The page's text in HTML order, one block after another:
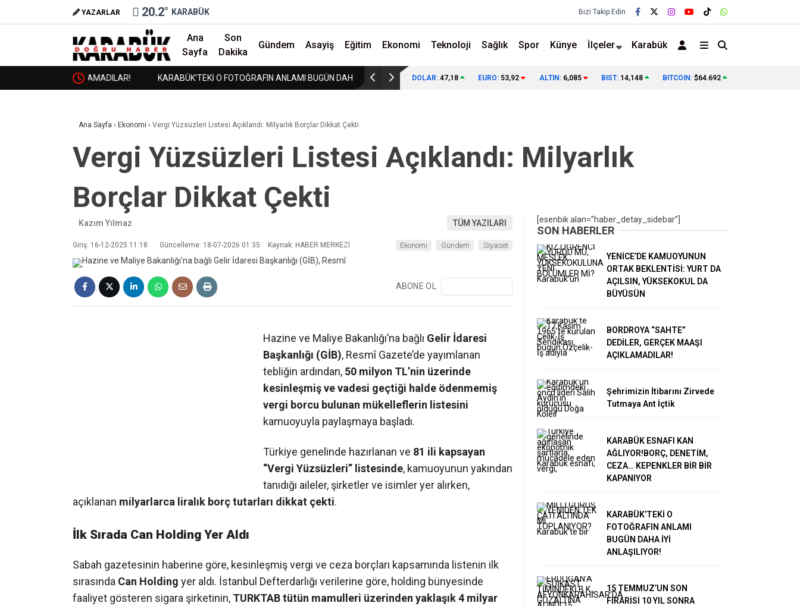
YAZARLAR 20.2° KARABÜK Bizi Takip Edin
Ana
Sayfa
Son
Dakika
Gündem Asayiş Eğitim Ekonomi Teknoloji Sağlık Spor Künye İlçeler Karabük
KARABÜK’TEKİ O FOTOĞRAFIN ANLAMI BUGÜN DAHA İYİ 15 TEMMUZ’UN SON FİRARİSİ 10 YIL SONRA YAKALANDI ŞOFÖRLER ODASI BAŞKAN ADAYI FECİ
DOLAR: 47,18 EURO: 53,92 ALTIN: 6,085 BIST: 14,148 BITCOIN: $64.692
Ana Sayfa › Ekonomi › Vergi Yüzsüzleri Listesi Açıklandı: Milyarlık Borçlar Dikkat Çekti
Vergi Yüzsüzleri Listesi Açıklandı: Milyarlık
Borçlar Dikkat Çekti
Kazım Yılmaz TÜM YAZILARI
Giriş: 16-12-2025 11:18 Güncelleme: 18-07-2026 01:35 Kaynak: HABER MERKEZI Ekonomi Gündem Siyaset
ABONE OL
Hazine ve Maliye Bakanlığı’na bağlı Gelir İdaresi
Başkanlığı (GİB), Resmî Gazete’de yayımlanan
tebliğin ardından, 50 milyon TL’nin üzerinde
kesinleşmiş ve vadesi geçtiği halde ödenmemiş
vergi borcu bulunan mükelleflerin listesini
kamuoyuyla paylaşmaya başladı.
Türkiye genelinde hazırlanan ve 81 ili kapsayan
“Vergi Yüzsüzleri” listesinde, kamuoyunun yakından
tanıdığı aileler, şirketler ve isimler yer alırken,
açıklanan milyarlarca liralık borç tutarları dikkat çekti.
İlk Sırada Can Holding Yer Aldı
Sabah gazetesinin haberine göre, kesinleşmiş vergi ve ceza borçları kapsamında listenin ilk
sırasında Can Holding yer aldı. İstanbul Defterdarlığı verilerine göre, holding bünyesinde
faaliyet gösteren sigara şirketinin, TURKTAB tütün mamulleri üzerinden yaklaşık 4 milyar
[esenbik alan=”haber_detay_sidebar”]
SON HABERLER
YENİCE’DE KAMUOYUNUN
ORTAK BEKLENTİSİ: YURT DA
AÇILSIN, YÜKSEKOKUL DA
BÜYÜSÜN
BORDROYA “SAHTE”
DEDİLER, GERÇEK MAAŞI
AÇIKLAMADILAR!
Şehrimizin İtibarını Zirvede
Tutmaya Ant İçtik
KARABÜK ESNAFI KAN
AĞLIYOR!BORÇ, DENETİM,
CEZA… KEPENKLER BİR BİR
KAPANIYOR
KARABÜK’TEKİ O
FOTOĞRAFIN ANLAMI
BUGÜN DAHA İYİ
ANLAŞILIYOR!
15 TEMMUZ’UN SON
FİRARİSİ 10 YIL SONRA